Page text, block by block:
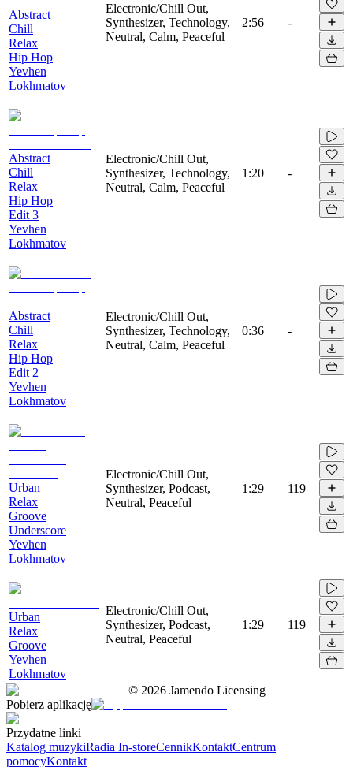
Abstract
Chill
Relax
Hip Hop
Yevhen
Lokhmatov
Electronic/Chill Out,
Synthesizer, Technology,
Neutral, Calm, Peaceful
2:56 -
Abstract
Chill
Relax
Hip Hop
Edit 3
Yevhen
Lokhmatov
Electronic/Chill Out,
Synthesizer, Technology,
Neutral, Calm, Peaceful
1:20 -
Abstract
Chill
Relax
Hip Hop
Edit 2
Yevhen
Lokhmatov
Electronic/Chill Out,
Synthesizer, Technology,
Neutral, Calm, Peaceful
0:36 -
Urban
Relax
Groove
Underscore
Yevhen
Lokhmatov
Electronic/Chill Out,
Synthesizer, Podcast,
Neutral, Peaceful
1:29 119
Urban
Relax
Groove
Yevhen
Lokhmatov
Electronic/Chill Out,
Synthesizer, Podcast,
Neutral, Peaceful
1:29 119
© 2026 Jamendo Licensing
Pobierz aplikację
Przydatne linki
Katalog muzykiRadia In-storeCennikKontaktCentrum
pomocyKontakt